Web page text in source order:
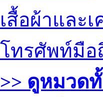
เสื้อผ้าและ
โทรศัพท์มื
>> ดูหมวด